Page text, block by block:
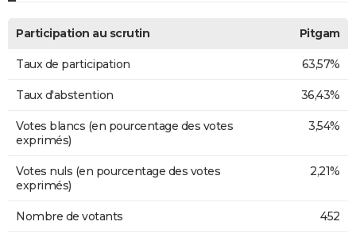
Participation au scrutin Pitgam
Taux de participation 63,57%
Taux d'abstention 36,43%
Votes blancs (en pourcentage des votes
exprimés)
3,54%
Votes nuls (en pourcentage des votes
exprimés)
2,21%
Nombre de votants 452